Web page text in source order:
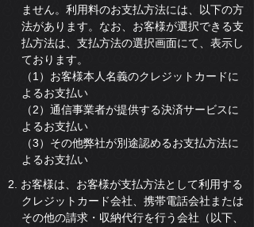
ません。利用料のお支払方法には、以下の方
法があります。なお、お客様が選択できる支
払方法は、支払方法の選択画面にて、表示し
ております。
（1）お客様本人名義のクレジットカードに
よるお支払い
（2）通信事業者が提供する決済サービスに
よるお支払い
（3）その他弊社が別途認めるお支払方法に
よるお支払い
2. お客様は、お客様が支払方法として利用する
クレジットカード会社、携帯電話会社または
その他の請求・収納代行を行う会社（以下、